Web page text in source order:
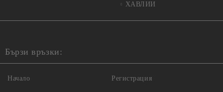
ХАВЛИИ
Бързи връзки:
Начало Регистрация